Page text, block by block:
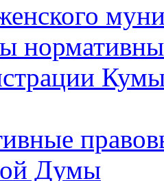
Думы